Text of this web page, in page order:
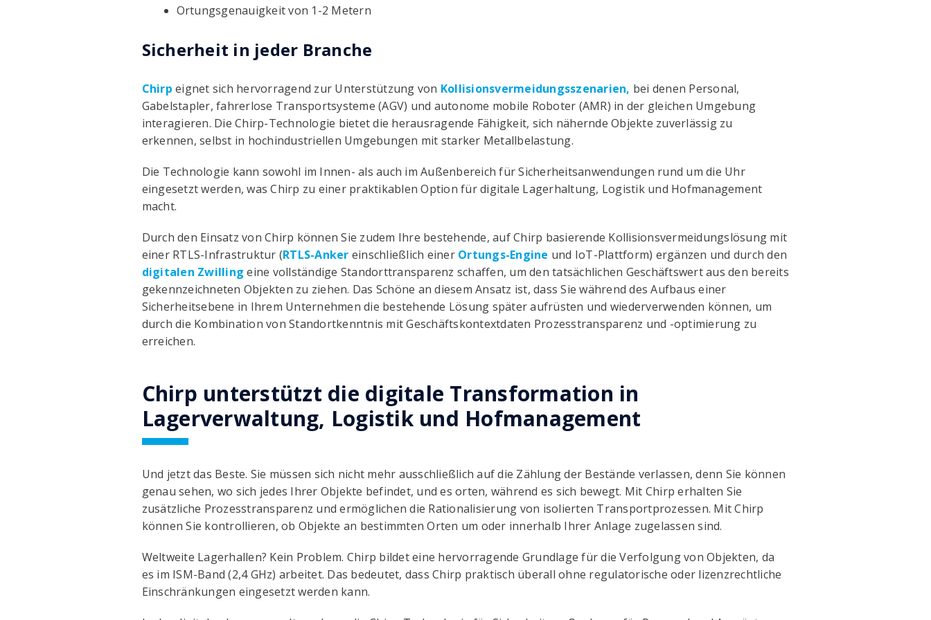
Ortungsgenauigkeit von 1-2 Metern
Sicherheit in jeder Branche
Chirp eignet sich hervorragend zur Unterstützung von Kollisionsvermeidungsszenarien, bei denen Personal,
Gabelstapler, fahrerlose Transportsysteme (AGV) und autonome mobile Roboter (AMR) in der gleichen Umgebung
interagieren. Die Chirp-Technologie bietet die herausragende Fähigkeit, sich nähernde Objekte zuverlässig zu
erkennen, selbst in hochindustriellen Umgebungen mit starker Metallbelastung.
Die Technologie kann sowohl im Innen- als auch im Außenbereich für Sicherheitsanwendungen rund um die Uhr
eingesetzt werden, was Chirp zu einer praktikablen Option für digitale Lagerhaltung, Logistik und Hofmanagement
macht.
Durch den Einsatz von Chirp können Sie zudem Ihre bestehende, auf Chirp basierende Kollisionsvermeidungslösung mit
einer RTLS-Infrastruktur (RTLS-Anker einschließlich einer Ortungs-Engine und IoT-Plattform) ergänzen und durch den
digitalen Zwilling eine vollständige Standorttransparenz schaffen, um den tatsächlichen Geschäftswert aus den bereits
gekennzeichneten Objekten zu ziehen. Das Schöne an diesem Ansatz ist, dass Sie während des Aufbaus einer
Sicherheitsebene in Ihrem Unternehmen die bestehende Lösung später aufrüsten und wiederverwenden können, um
durch die Kombination von Standortkenntnis mit Geschäftskontextdaten Prozesstransparenz und -optimierung zu
erreichen.
Chirp unterstützt die digitale Transformation in
Lagerverwaltung, Logistik und Hofmanagement
Und jetzt das Beste. Sie müssen sich nicht mehr ausschließlich auf die Zählung der Bestände verlassen, denn Sie können
genau sehen, wo sich jedes Ihrer Objekte befindet, und es orten, während es sich bewegt. Mit Chirp erhalten Sie
zusätzliche Prozesstransparenz und ermöglichen die Rationalisierung von isolierten Transportprozessen. Mit Chirp
können Sie kontrollieren, ob Objekte an bestimmten Orten um oder innerhalb Ihrer Anlage zugelassen sind.
Weltweite Lagerhallen? Kein Problem. Chirp bildet eine hervorragende Grundlage für die Verfolgung von Objekten, da
es im ISM-Band (2,4 GHz) arbeitet. Das bedeutet, dass Chirp praktisch überall ohne regulatorische oder lizenzrechtliche
Einschränkungen eingesetzt werden kann.